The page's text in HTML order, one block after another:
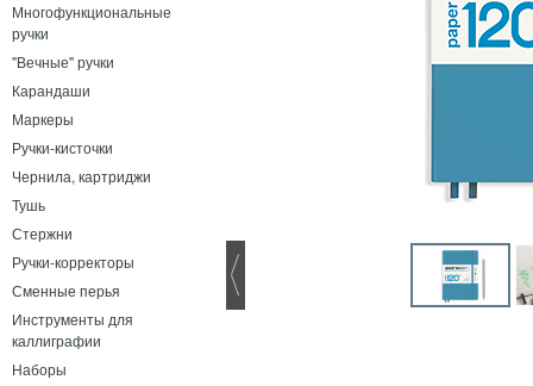
Многофункциональные
ручки
"Вечные" ручки
Карандаши
Маркеры
Ручки-кисточки
Чернила, картриджи
Тушь
Стержни
Ручки-корректоры
Сменные перья
Инструменты для
каллиграфии
Наборы